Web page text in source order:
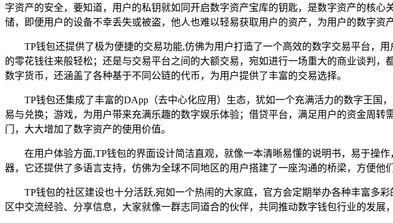
字资产的安全，要知道，用户的私钥就如同开启数字资产宝库的钥匙，是数字资产的核
储，即便用户的设备不幸丢失或被盗，他人也难以轻易获取用户的资产，为用户的数字资
TP钱包还提供了极为便捷的交易功能,仿佛为用户打造了一个高效的数字交易平台，
的零花钱往来般轻松；还是与交易平台之间的大额交易，宛如进行一场重大的商业谈判
数字货币，还涵盖了各种基于不同公链的代币，为用户提供了丰富的交易选择。
TP钱包还集成了丰富的DApp（去中心化应用）生态，犹如一个充满活力的数字王
易与兑换；游戏，为用户带来充满乐趣的数字娱乐体验；借贷平台，满足用户的资金周
门，大大增加了数字资产的使用价值。
在用户体验方面,TP钱包的界面设计简洁直观，就像一本清晰易懂的说明书，易于操
器，它还提供了多语言支持，仿佛为全球不同地区的用户搭建了一座沟通的桥梁，方便他
TP钱包的社区建设也十分活跃,宛如一个热闹的大家庭，官方会定期举办各种丰富多
区中交流经验、分享信息，大家就像一群志同道合的伙伴，共同推动数字钱包行业的发展